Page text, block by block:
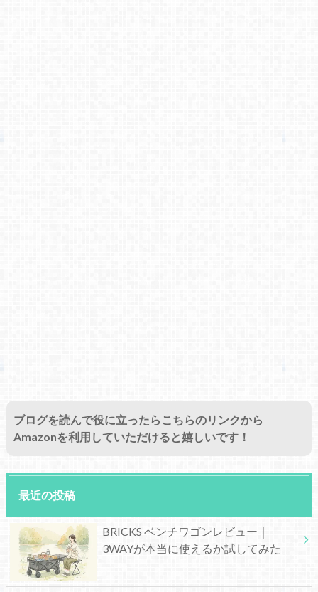
ブログを読んで役に立ったらこちらのリンクから
Amazonを利用していただけると嬉しいです！
最近の投稿
BRICKS ベンチワゴンレビュー｜
3WAYが本当に使えるか試してみた